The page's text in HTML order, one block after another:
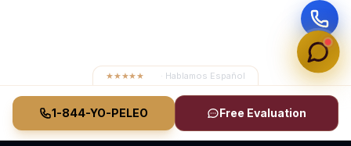
★★★★★ · Hablamos Español
1-844-YO-PELEO Free Evaluation